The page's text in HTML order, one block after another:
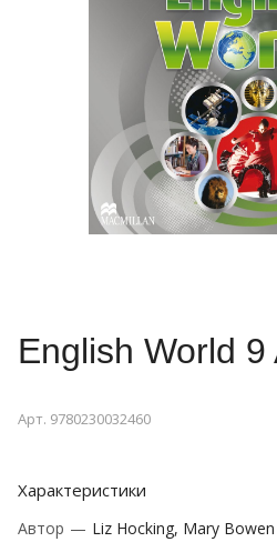
English World 9
Арт. 9780230032460
Характеристики
Автор — Liz Hocking, Mary Bowen